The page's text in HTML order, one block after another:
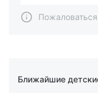
Пожаловаться
Ближайшие